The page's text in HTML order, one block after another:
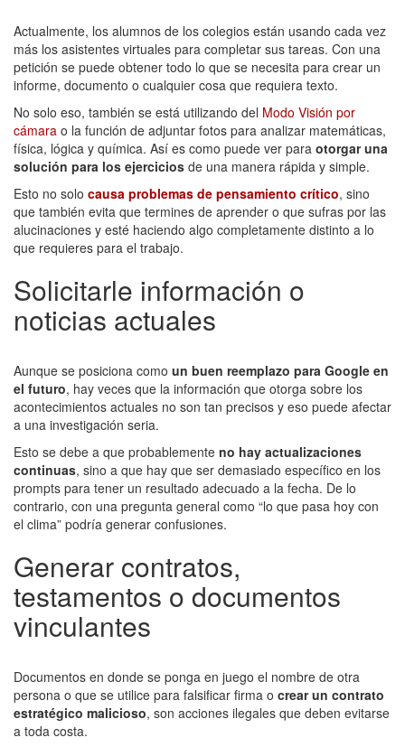
Actualmente, los alumnos de los colegios están usando cada vez
más los asistentes virtuales para completar sus tareas. Con una
petición se puede obtener todo lo que se necesita para crear un
informe, documento o cualquier cosa que requiera texto.
No solo eso, también se está utilizando del Modo Visión por
cámara o la función de adjuntar fotos para analizar matemáticas,
física, lógica y química. Así es como puede ver para otorgar una
solución para los ejercicios de una manera rápida y simple.
Esto no solo causa problemas de pensamiento crítico, sino
que también evita que termines de aprender o que sufras por las
alucinaciones y esté haciendo algo completamente distinto a lo
que requieres para el trabajo.
Solicitarle información o
noticias actuales
Aunque se posiciona como un buen reemplazo para Google en
el futuro, hay veces que la información que otorga sobre los
acontecimientos actuales no son tan precisos y eso puede afectar
a una investigación seria.
Esto se debe a que probablemente no hay actualizaciones
continuas, sino a que hay que ser demasiado específico en los
prompts para tener un resultado adecuado a la fecha. De lo
contrario, con una pregunta general como “lo que pasa hoy con
el clima” podría generar confusiones.
Generar contratos,
testamentos o documentos
vinculantes
Documentos en donde se ponga en juego el nombre de otra
persona o que se utilice para falsificar firma o crear un contrato
estratégico malicioso, son acciones ilegales que deben evitarse
a toda costa.